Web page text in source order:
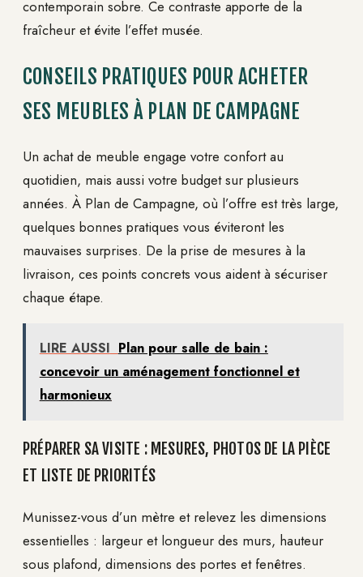
contemporain sobre. Ce contraste apporte de la
fraîcheur et évite l’effet musée.
CONSEILS PRATIQUES POUR ACHETER
SES MEUBLES À PLAN DE CAMPAGNE
Un achat de meuble engage votre confort au
quotidien, mais aussi votre budget sur plusieurs
années. À Plan de Campagne, où l’offre est très large,
quelques bonnes pratiques vous éviteront les
mauvaises surprises. De la prise de mesures à la
livraison, ces points concrets vous aident à sécuriser
chaque étape.
LIRE AUSSI Plan pour salle de bain :
concevoir un aménagement fonctionnel et
harmonieux
PRÉPARER SA VISITE : MESURES, PHOTOS DE LA PIÈCE
ET LISTE DE PRIORITÉS
Munissez-vous d’un mètre et relevez les dimensions
essentielles : largeur et longueur des murs, hauteur
sous plafond, dimensions des portes et fenêtres.